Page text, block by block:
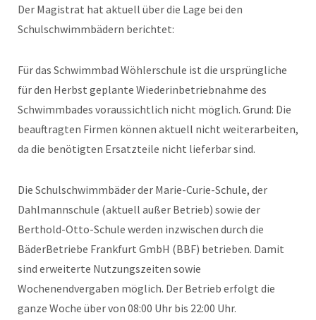
Der Magistrat hat aktuell über die Lage bei den
Schulschwimmbädern berichtet:
Für das Schwimmbad Wöhlerschule ist die ursprüngliche
für den Herbst geplante Wiederinbetriebnahme des
Schwimmbades voraussichtlich nicht möglich. Grund: Die
beauftragten Firmen können aktuell nicht weiterarbeiten,
da die benötigten Ersatzteile nicht lieferbar sind.
Die Schulschwimmbäder der Marie-Curie-Schule, der
Dahlmannschule (aktuell außer Betrieb) sowie der
Berthold-Otto-Schule werden inzwischen durch die
BäderBetriebe Frankfurt GmbH (BBF) betrieben. Damit
sind erweiterte Nutzungszeiten sowie
Wochenendvergaben möglich. Der Betrieb erfolgt die
ganze Woche über von 08:00 Uhr bis 22:00 Uhr.